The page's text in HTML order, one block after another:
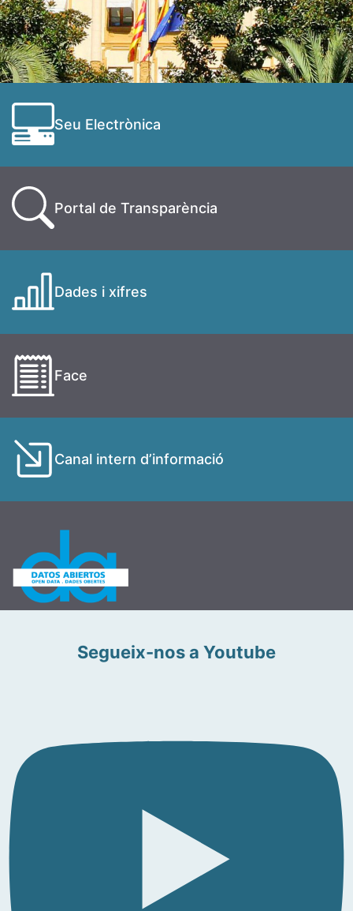
Seu Electrònica
Portal de Transparència
Dades i xifres
Face
Canal intern d’informació
Segueix-nos a Youtube